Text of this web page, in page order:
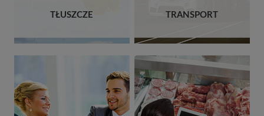
TŁUSZCZE TRANSPORT